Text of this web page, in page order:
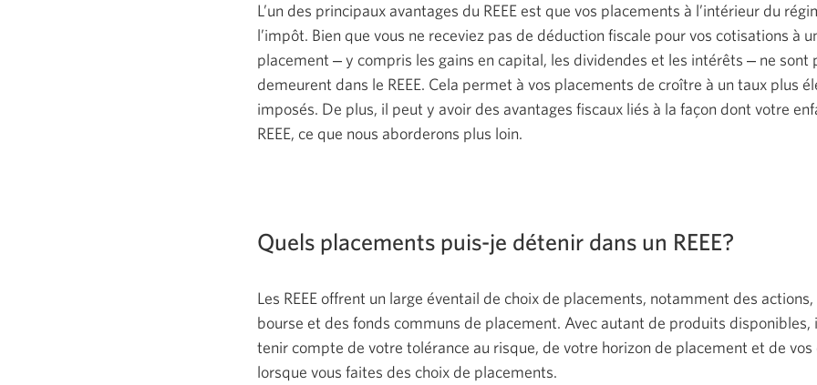
L’un des principaux avantages du REEE est que vos placements à l’intérieur du
l’impôt. Bien que vous ne receviez pas de déduction fiscale pour vos cotisations à
placement ‒ y compris les gains en capital, les dividendes et les intérêts ‒ ne sont
demeurent dans le REEE. Cela permet à vos placements de croître à un taux plus
imposés. De plus, il peut y avoir des avantages fiscaux liés à la façon dont votre
REEE, ce que nous aborderons plus loin.
Quels placements puis-je détenir dans un REEE?
Les REEE offrent un large éventail de choix de placements, notamment des
bourse et des fonds communs de placement. Avec autant de produits
tenir compte de votre tolérance au risque, de votre horizon de placement et de
lorsque vous faites des choix de placements.